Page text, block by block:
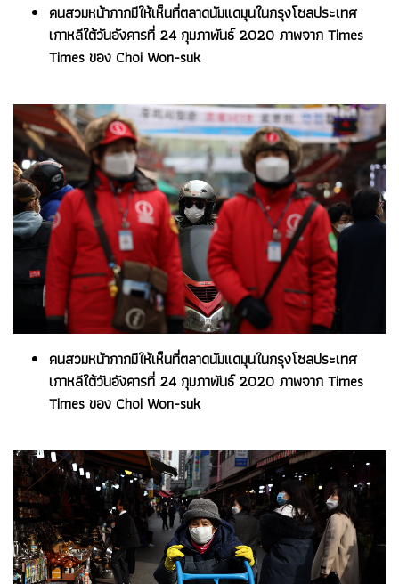
คนสวมหน้ากากมีให้เห็นที่ตลาดนัมแดมุนในกรุงโซลประเทศ
เกาหลีใต้วันอังคารที่ 24 กุมภาพันธ์ 2020 ภาพจาก Times
Times ของ Choi Won-suk
คนสวมหน้ากากมีให้เห็นที่ตลาดนัมแดมุนในกรุงโซลประเทศ
เกาหลีใต้วันอังคารที่ 24 กุมภาพันธ์ 2020 ภาพจาก Times
Times ของ Choi Won-suk